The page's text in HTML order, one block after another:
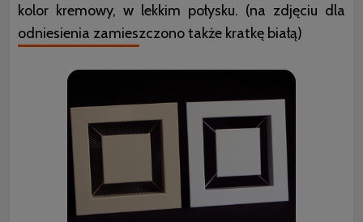
kolor kremowy, w lekkim połysku. (na zdjęciu dla
odniesienia zamieszczono także kratkę białą)